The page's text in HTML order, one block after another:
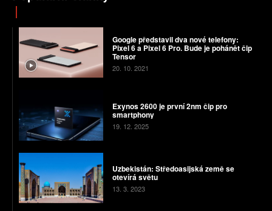
Google představil dva nové telefony:
Pixel 6 a Pixel 6 Pro. Bude je pohánět čip
Tensor
20. 10. 2021
Exynos 2600 je první 2nm čip pro
smartphony
19. 12. 2025
Uzbekistán: Středoasijská země se
otevírá světu
13. 3. 2023